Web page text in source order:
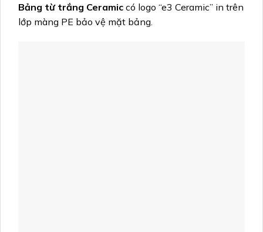
Bảng từ trắng Ceramic có logo “e3 Ceramic” in trên
lớp màng PE bảo vệ mặt bảng.